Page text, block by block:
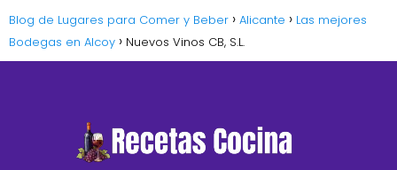
Blog de Lugares para Comer y Beber Alicante
Las mejores
Bodegas en Alcoy
Nuevos Vinos CB, S.L.